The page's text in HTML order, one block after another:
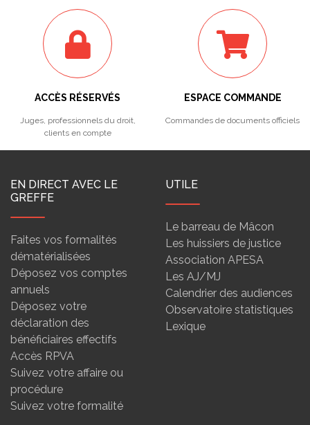
ACCÈS RÉSERVÉS
Juges, professionnels du droit,
clients en compte
ESPACE COMMANDE
Commandes de documents officiels
EN DIRECT AVEC LE
GREFFE
Faites vos formalités
dématérialisées
Déposez vos comptes
annuels
Déposez votre
déclaration des
bénéficiaires effectifs
Accès RPVA
Suivez votre affaire ou
procédure
Suivez votre formalité
UTILE
Le barreau de Mâcon
Les huissiers de justice
Association APESA
Les AJ/MJ
Calendrier des audiences
Observatoire statistiques
Lexique